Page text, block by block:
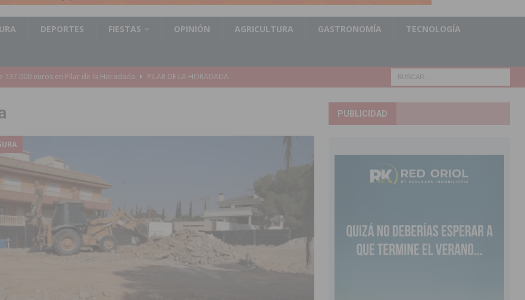
DEPORTES FIESTAS OPINIÓN AGRICULTURA GASTRONOMÍA TECNOLOGÍA
737.000 euros en Pilar de la Horadada
PILAR DE LA HORADADA
abrirá en septiembre el último plazo de matriculación para el
las Fiestas Patronales de Pilar de la Horadada 2026
de actividades deportivas, culturales y de aventura
del municipio con nuevas actuaciones en la costa y las
PUBLICIDAD